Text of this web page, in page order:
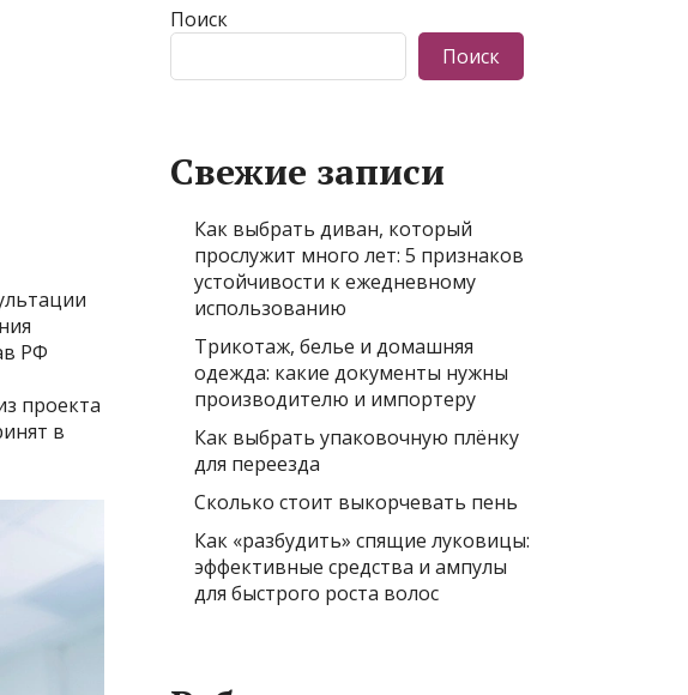
РФ
проекта
в
Поиск
Поиск
Свежие записи
Как выбрать диван, который
прослужит много лет: 5 признаков
устойчивости к ежедневному
использованию
Трикотаж, белье и домашняя
одежда: какие документы нужны
производителю и импортеру
Как выбрать упаковочную плёнку
для переезда
Сколько стоит выкорчевать пень
Как «разбудить» спящие луковицы:
эффективные средства и ампулы
для быстрого роста волос